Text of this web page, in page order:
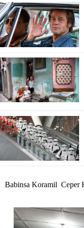
Babinsa Koramil Ceper